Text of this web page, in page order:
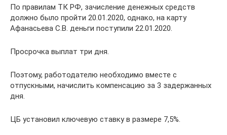
По правилам ТК РФ, зачисление денежных средств
должно было пройти 20.01.2020, однако, на карту
Афанасьева С.В. деньги поступили 22.01.2020.
Просрочка выплат три дня.
Поэтому, работодателю необходимо вместе с
отпускными, начислить компенсацию за 3 задержанных
дня.
ЦБ установил ключевую ставку в размере 7,5%.